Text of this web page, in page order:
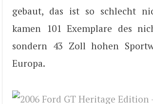
gebaut, das ist so schlecht
kamen 101 Exemplare des
sondern 43 Zoll hohen
Europa.